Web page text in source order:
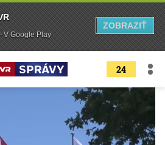
24
V Google Play
ZOBRAZIŤ